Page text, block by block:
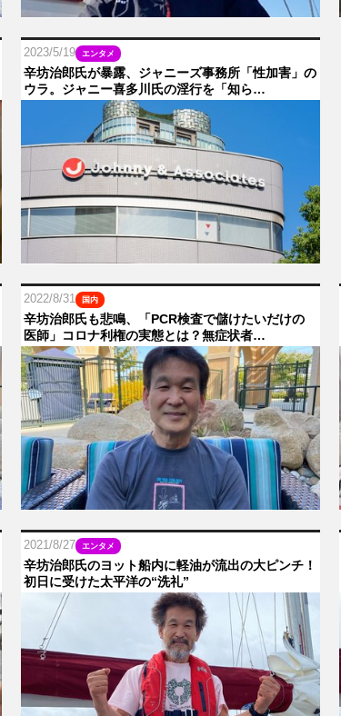
2023/5/19 エンタメ
辛坊治郎氏が暴露、ジャニーズ事務所「性加害」の
ウラ。ジャニー喜多川氏の淫行を「知ら…
2022/8/31 国内
辛坊治郎氏も悲鳴、「PCR検査で儲けたいだけの
医師」コロナ利権の実態とは？無症状者…
2021/8/27 エンタメ
辛坊治郎氏のヨット船内に軽油が流出の大ピンチ！
初日に受けた太平洋の“洗礼”